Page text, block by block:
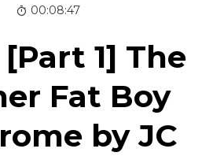
00:08:47
1] The
Fat Boy
by JC